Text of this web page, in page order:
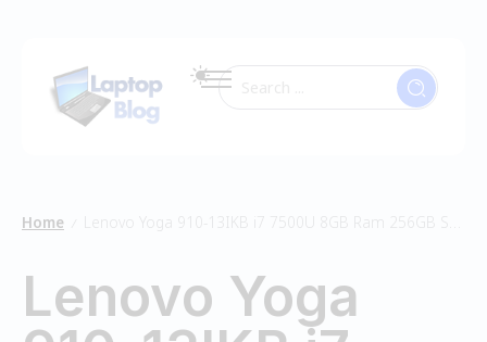
Home Lenovo Yoga 910-13IKB i7 7500U 8GB Ram 256GB SSD
Lenovo Yoga